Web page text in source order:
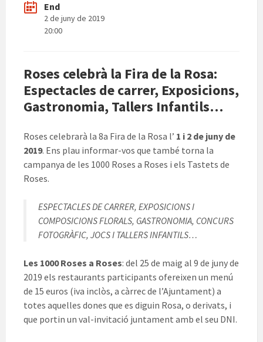
End
2 de juny de 2019
20:00
Roses celebrà la Fira de la Rosa:
Espectacles de carrer, Exposicions,
Gastronomia, Tallers Infantils…
Roses celebrarà la 8a Fira de la Rosa l’ 1 i 2 de juny de
2019. Ens plau informar-vos que també torna la
campanya de les 1000 Roses a Roses i els Tastets de
Roses.
ESPECTACLES DE CARRER, EXPOSICIONS I
COMPOSICIONS FLORALS, GASTRONOMIA, CONCURS
FOTOGRÀFIC, JOCS I TALLERS INFANTILS…
Les 1000 Roses a Roses: del 25 de maig al 9 de juny de
2019 els restaurants participants ofereixen un menú
de 15 euros (iva inclòs, a càrrec de l’Ajuntament) a
totes aquelles dones que es diguin Rosa, o derivats, i
que portin un val-invitació juntament amb el seu DNI.